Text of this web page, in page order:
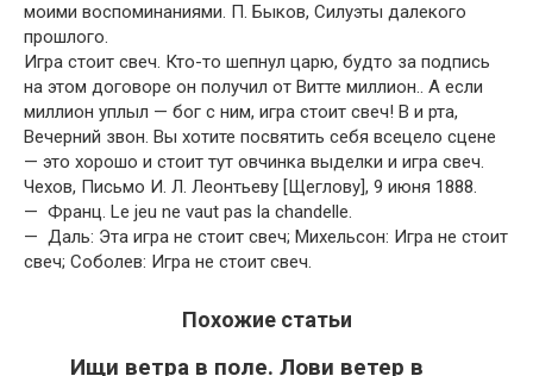
моими воспоминаниями. П. Быков, Силуэты далекого
прошлого.
Игра стоит свеч. Кто-то шепнул царю, будто за подпись
на этом договоре он получил от Витте миллион.. А если
миллион уплыл — бог с ним, игра стоит свеч! В и рта,
Вечерний звон. Вы хотите посвятить себя всецело сцене
— это хорошо и стоит тут овчинка выделки и игра свеч.
Чехов, Письмо И. Л. Леонтьеву [Щеглову], 9 июня 1888.
— Франц. Le jeu ne vaut pas la chandelle.
— Даль: Эта игра не стоит свеч; Михельсон: Игра не стоит
свеч; Соболев: Игра не стоит свеч.
Похожие статьи
Ищи ветра в поле. Лови ветер в